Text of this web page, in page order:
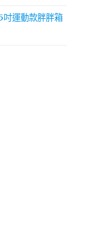
運動款胖胖箱